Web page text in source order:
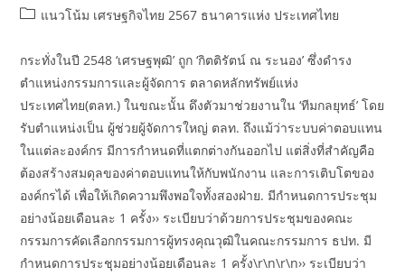
author:published:
Postแนวโน้ม เศรษฐกิจไทย 2567 ธนาคารแห่ง ประเทศไทย
กระทั่งในปี 2548 ‘เศรษฐพุฒิ’ ถูก ‘กิตติรัตน์ ณ ระนอง’ ซึ่งดำรง
ตำแหน่งกรรมการและผู้จัดการ ตลาดหลักทรัพย์แห่ง
ประเทศไทย(ตลท.) ในขณะนั้น ดึงตัวมาช่วยงานใน ‘ทีมกลยุทธ์’ โดย
รับตำแหน่งเป็น ผู้ช่วยผู้จัดการใหญ่ ตลท. ถึงแม้ว่าระบบค่าตอบแทน
ในแต่ละองค์กร มีการกำหนดที่แตกต่างกันออกไป แต่สิ่งที่สำคัญคือ
ต้องสร้างสมดุลของค่าตอบแทนให้กับพนักงาน และการเติบโตของ
องค์กรได้ เพื่อให้เกิดความพึงพอใจทั้งสองฝ่าย. มีกำหนดการประชุม
อย่างน้อยเดือนละ 1 ครั้ง​›› ระเบียบว่าด้วยการประชุมของคณะ
กรรมการคัดเลือกกรรมการผู้ทรงคุณวุฒิในคณะกรรมการ ธปท. มี
กำหนดการประชุมอย่างน้อยเดือนละ 1 ครั้ง​\r\n\r\n›› ระเบียบว่า